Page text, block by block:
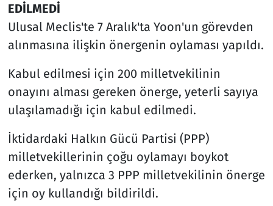
EDİLMEDİ
Ulusal Meclis'te 7 Aralık'ta Yoon'un görevden
alınmasına ilişkin önergenin oylaması yapıldı.
Kabul edilmesi için 200 milletvekilinin
onayını alması gereken önerge, yeterli sayıya
ulaşılamadığı için kabul edilmedi.
İktidardaki Halkın Gücü Partisi (PPP)
milletvekillerinin çoğu oylamayı boykot
ederken, yalnızca 3 PPP milletvekilinin önerge
için oy kullandığı bildirildi.